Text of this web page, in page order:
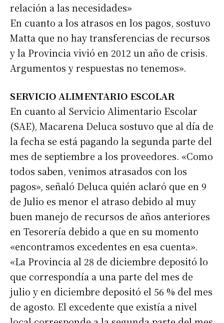
Apellidos
Número de teléfono
relación a las necesidades»
En cuanto a los atrasos en los pagos, sostuvo
Matta que no hay transferencias de recursos
y la Provincia vivió en 2012 un año de crisis.
Argumentos y respuestas no tenemos».
SERVICIO ALIMENTARIO ESCOLAR
En cuanto al Servicio Alimentario Escolar
(SAE), Macarena Deluca sostuvo que al día de
la fecha se está pagando la segunda parte del
mes de septiembre a los proveedores. «Como
todos saben, venimos atrasados con los
pagos», señaló Deluca quién aclaró que en 9
de Julio es menor el atraso debido al muy
buen manejo de recursos de años anteriores
en Tesorería debido a que en su momento
«encontramos excedentes en esa cuenta».
«La Provincia al 28 de diciembre depositó lo
que correspondía a una parte del mes de
julio y en diciembre depositó el 56 % del mes
de agosto. El excedente que existía a nivel